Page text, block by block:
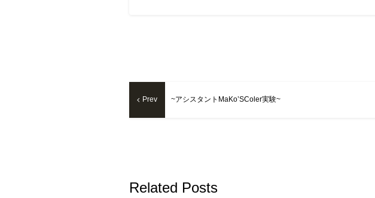
Prev ~アシスタントMaKo’SColer実験~
Related Posts